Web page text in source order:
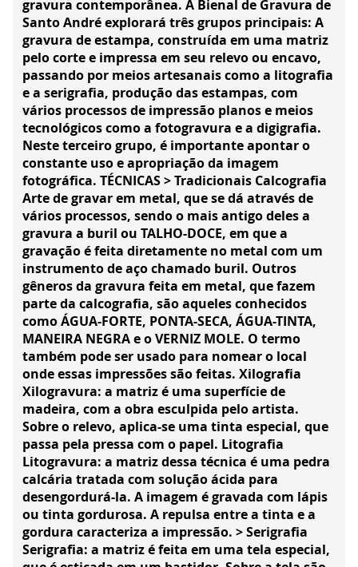
gravura contemporânea. A Bienal de Gravura de
Santo André explorará três grupos principais: A
gravura de estampa, construída em uma matriz
pelo corte e impressa em seu relevo ou encavo,
passando por meios artesanais como a litografia
e a serigrafia, produção das estampas, com
vários processos de impressão planos e meios
tecnológicos como a fotogravura e a digigrafia.
Neste terceiro grupo, é importante apontar o
constante uso e apropriação da imagem
fotográfica. TÉCNICAS > Tradicionais Calcografia
Arte de gravar em metal, que se dá através de
vários processos, sendo o mais antigo deles a
gravura a buril ou TALHO-DOCE, em que a
gravação é feita diretamente no metal com um
instrumento de aço chamado buril. Outros
gêneros da gravura feita em metal, que fazem
parte da calcografia, são aqueles conhecidos
como ÁGUA-FORTE, PONTA-SECA, ÁGUA-TINTA,
MANEIRA NEGRA e o VERNIZ MOLE. O termo
também pode ser usado para nomear o local
onde essas impressões são feitas. Xilografia
Xilogravura: a matriz é uma superfície de
madeira, com a obra esculpida pelo artista.
Sobre o relevo, aplica-se uma tinta especial, que
passa pela pressa com o papel. Litografia
Litogravura: a matriz dessa técnica é uma pedra
calcária tratada com solução ácida para
desengordurá-la. A imagem é gravada com lápis
ou tinta gordurosa. A repulsa entre a tinta e a
gordura caracteriza a impressão. > Serigrafia
Serigrafia: a matriz é feita em uma tela especial,